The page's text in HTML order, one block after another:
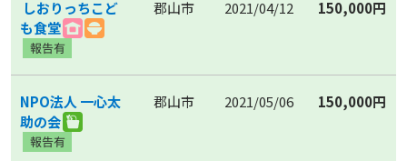
しおりっちこど
も食堂
郡山市 2021/04/12 150,000円
NPO法人 一心太
助の会
郡山市 2021/05/06 150,000円